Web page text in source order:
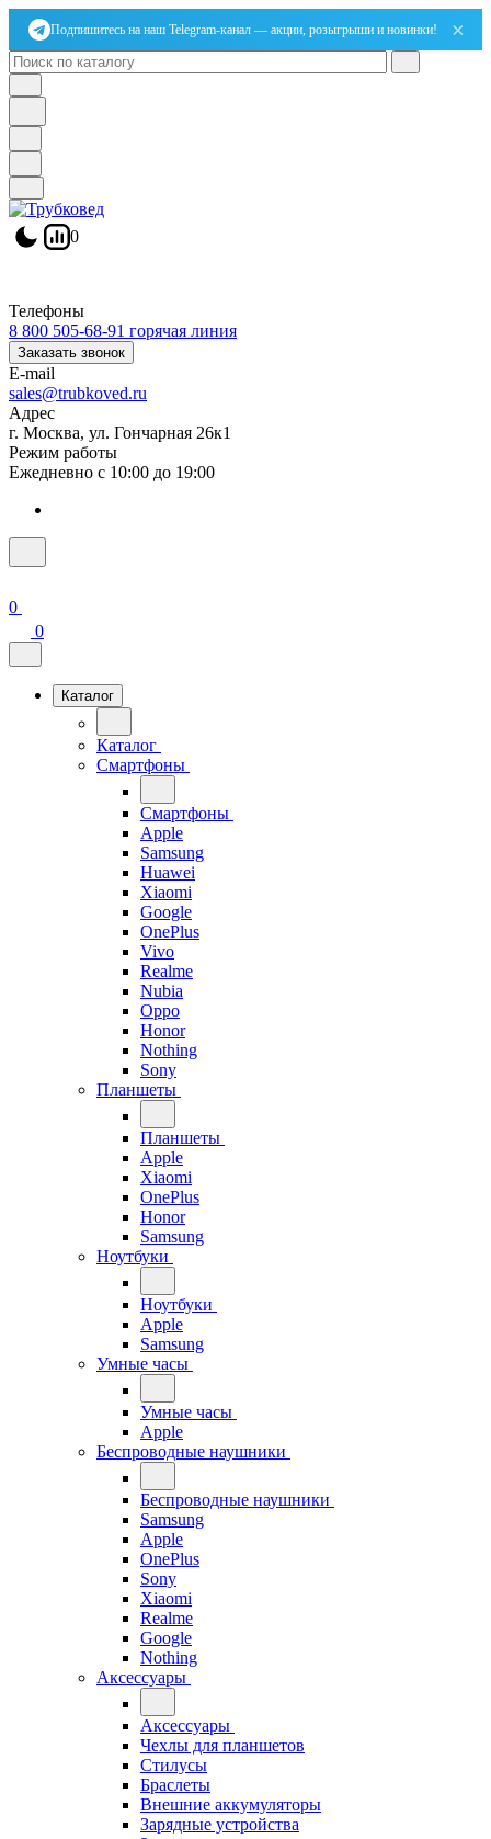
Подпишитесь на наш Telegram-канал — акции, розыгрыши и новинки! ×
0
Телефоны
8 800 505-68-91 горячая линия
Заказать звонок
E-mail
sales@trubkoved.ru
Адрес
г. Москва, ул. Гончарная 26к1
Режим работы
Ежедневно с 10:00 до 19:00
0
0
Каталог
Каталог
Смартфоны
Смартфоны
Apple
Samsung
Huawei
Xiaomi
Google
OnePlus
Vivo
Realme
Nubia
Oppo
Honor
Nothing
Sony
Планшеты
Планшеты
Apple
Xiaomi
OnePlus
Honor
Samsung
Ноутбуки
Ноутбуки
Apple
Samsung
Умные часы
Умные часы
Apple
Беспроводные наушники
Беспроводные наушники
Samsung
Apple
OnePlus
Sony
Xiaomi
Realme
Google
Nothing
Аксессуары
Аксессуары
Чехлы для планшетов
Стилусы
Браслеты
Внешние аккумуляторы
Зарядные устройства